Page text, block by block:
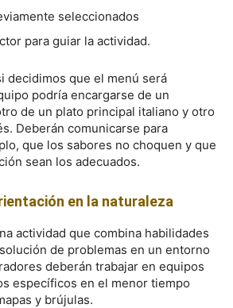
seleccionados
para guiar la actividad.
decidimos que el menú será
podría encargarse de un
de un plato principal italiano y otro
Deberán comunicarse para
que los sabores no choquen y que
sean los adecuados.
en la naturaleza
actividad que combina habilidades
de problemas en un entorno
deberán trabajar en equipos
específicos en el menor tiempo
y brújulas.